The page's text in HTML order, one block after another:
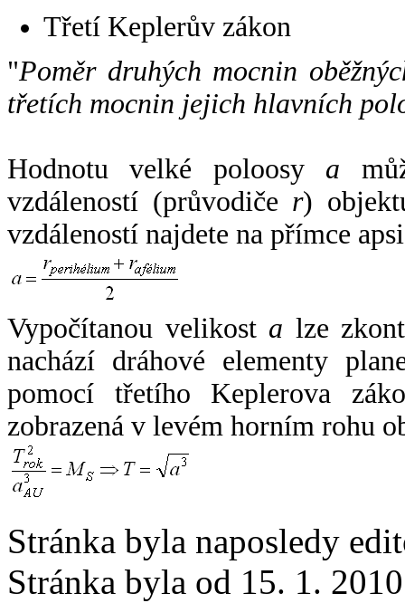
Třetí Keplerův zákon
"Poměr druhých mocnin
třetích mocnin jejich hlavních
Hodnotu velké poloosy a
vzdáleností (průvodiče r)
vzdáleností najdete na přímce
Vypočítanou velikost a lze
nachází dráhové elementy
pomocí třetího Keplerova
zobrazená v levém horním rohu
Stránka byla naposledy
Stránka byla od 15. 1.